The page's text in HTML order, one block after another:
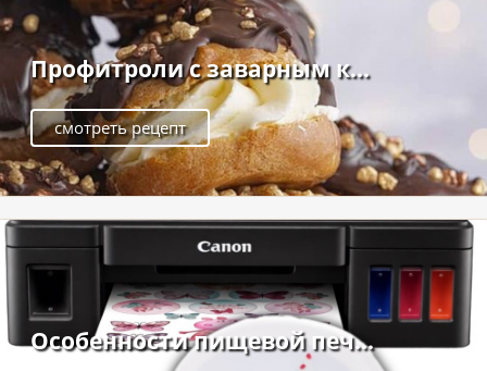
Профитроли с заварным к...
смотреть рецепт
Особенности пищевой печ...